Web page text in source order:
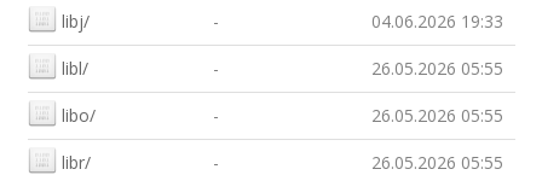
libj/ - 04.06.2026 19:33
libl/ - 26.05.2026 05:55
libo/ - 26.05.2026 05:55
libr/ - 26.05.2026 05:55